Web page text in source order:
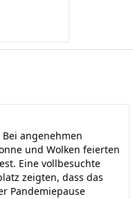
angenehmen
und Wolken feierten
Eine vollbesuchte
zeigten, dass das
Pandemiepause